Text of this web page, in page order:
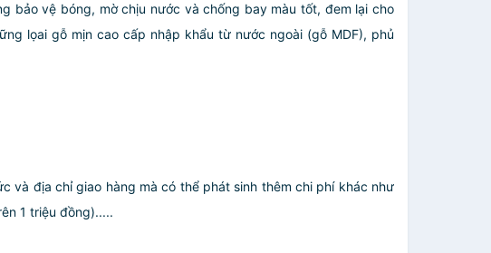
bảo vệ bóng, mờ chịu nước và chống bay màu tốt, đem lại cho
lọai gỗ mịn cao cấp nhập khẩu từ nước ngoài (gỗ MDF), phủ
và địa chỉ giao hàng mà có thể phát sinh thêm chi phí khác như
1 triệu đồng).....